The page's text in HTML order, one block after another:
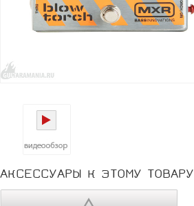
АКСЕССУАРЫ К ЭТОМУ ТОВАРУ